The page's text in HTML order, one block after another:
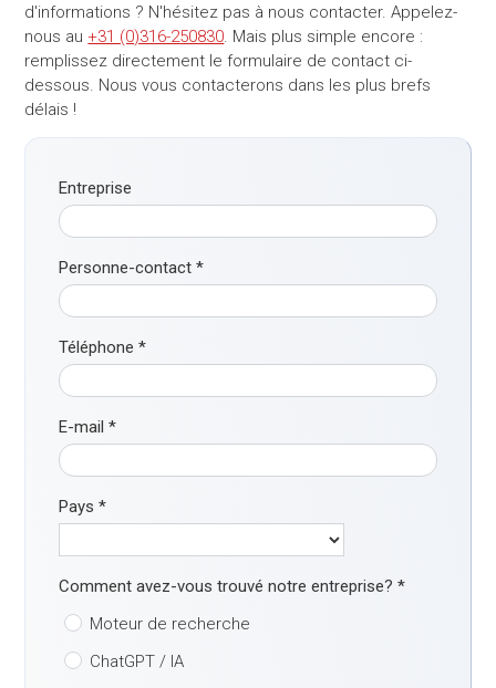
d'informations ? N'hésitez pas à nous contacter. Appelez-
nous au +31 (0)316-250830. Mais plus simple encore :
remplissez directement le formulaire de contact ci-
dessous. Nous vous contacterons dans les plus brefs
délais !
Entreprise
Personne-contact*
Téléphone*
E-mail*
Pays*
Comment avez-vous trouvé notre entreprise?*
Moteur de recherche
ChatGPT / IA